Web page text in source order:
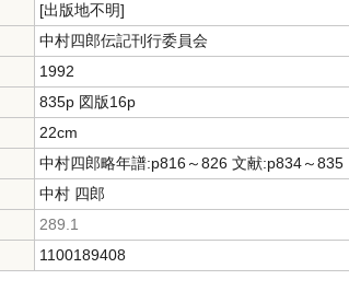
[出版地不明]
中村四郎伝記刊行委員会
1992
835p 図版16p
22cm
中村四郎略年譜:p816～826 文献:p834～835
中村 四郎
289.1
1100189408